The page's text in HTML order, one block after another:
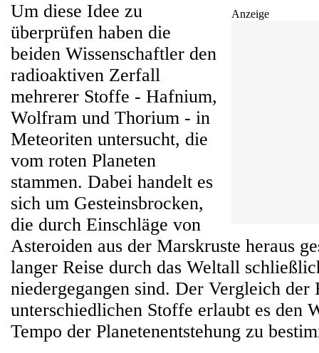
Anzeige
Um diese Idee zu
überprüfen haben die
beiden Wissenschaftler den
radioaktiven Zerfall
mehrerer Stoffe - Hafnium,
Wolfram und Thorium - in
Meteoriten untersucht, die
vom roten Planeten
stammen. Dabei handelt es
sich um Gesteinsbrocken,
die durch Einschläge von
Asteroiden aus der Marskruste heraus
langer Reise durch das Weltall
niedergegangen sind. Der Vergleich
unterschiedlichen Stoffe erlaubt es den
Tempo der Planetenentstehung zu